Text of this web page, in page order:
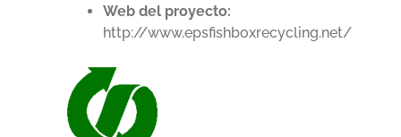
Web del proyecto:
http://www.epsfishboxrecycling.net/